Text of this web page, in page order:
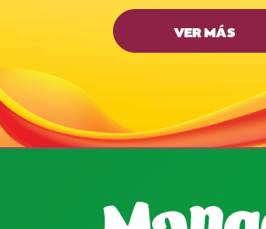
VER MÁS